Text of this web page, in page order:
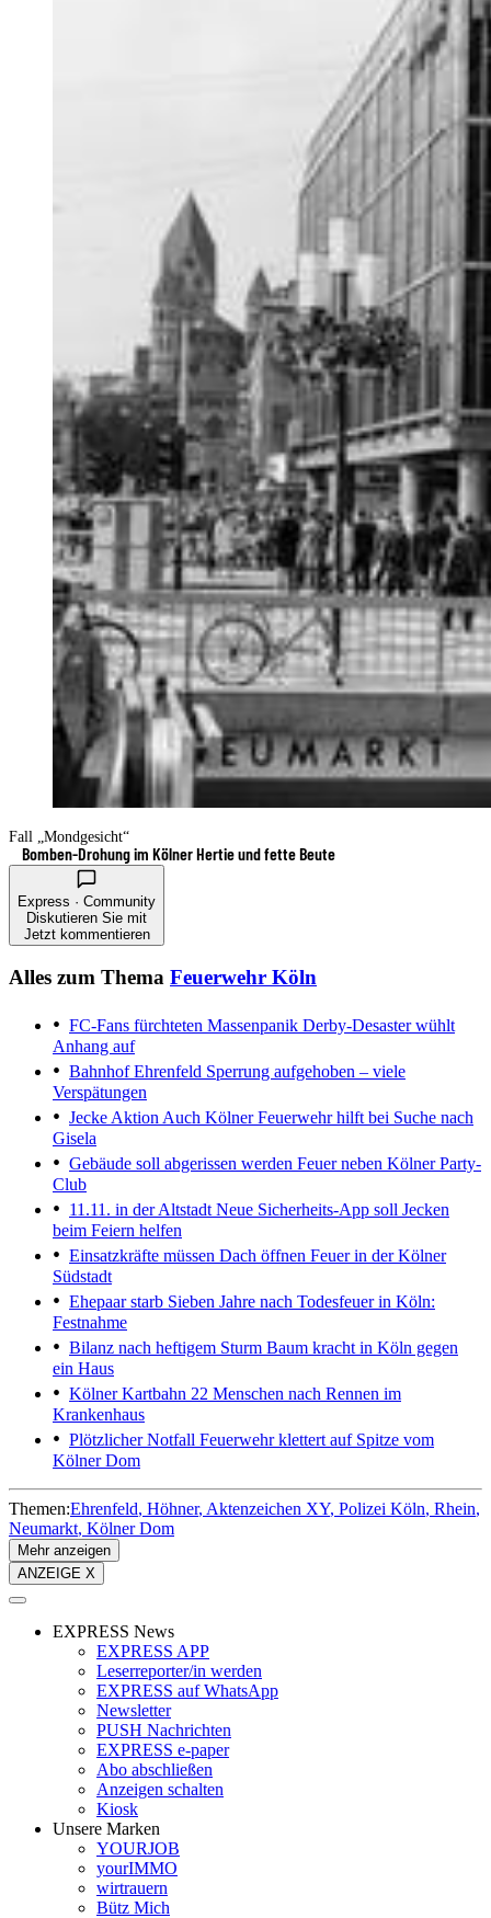
Fall „Mondgesicht“
Bomben-Drohung im Kölner Hertie und fette Beute
Express · Community
Diskutieren Sie mit
Jetzt kommentieren
Alles zum Thema Feuerwehr Köln
FC-Fans fürchteten Massenpanik Derby-Desaster wühlt
Anhang auf
Bahnhof Ehrenfeld Sperrung aufgehoben – viele
Verspätungen
Jecke Aktion Auch Kölner Feuerwehr hilft bei Suche nach
Gisela
Gebäude soll abgerissen werden Feuer neben Kölner Party-
Club
11.11. in der Altstadt Neue Sicherheits-App soll Jecken
beim Feiern helfen
Einsatzkräfte müssen Dach öffnen Feuer in der Kölner
Südstadt
Ehepaar starb Sieben Jahre nach Todesfeuer in Köln:
Festnahme
Bilanz nach heftigem Sturm Baum kracht in Köln gegen
ein Haus
Kölner Kartbahn 22 Menschen nach Rennen im
Krankenhaus
Plötzlicher Notfall Feuerwehr klettert auf Spitze vom
Kölner Dom
Themen:Ehrenfeld Höhner Aktenzeichen XY Polizei Köln Rhein
Neumarkt Kölner Dom
Mehr anzeigen
ANZEIGE X
EXPRESS News
EXPRESS APP
Leserreporter/in werden
EXPRESS auf WhatsApp
Newsletter
PUSH Nachrichten
EXPRESS e-paper
Abo abschließen
Anzeigen schalten
Kiosk
Unsere Marken
YOURJOB
yourIMMO
wirtrauern
Bütz Mich